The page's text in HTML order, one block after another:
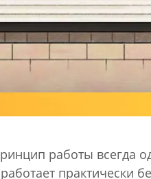
работы всегда
практически